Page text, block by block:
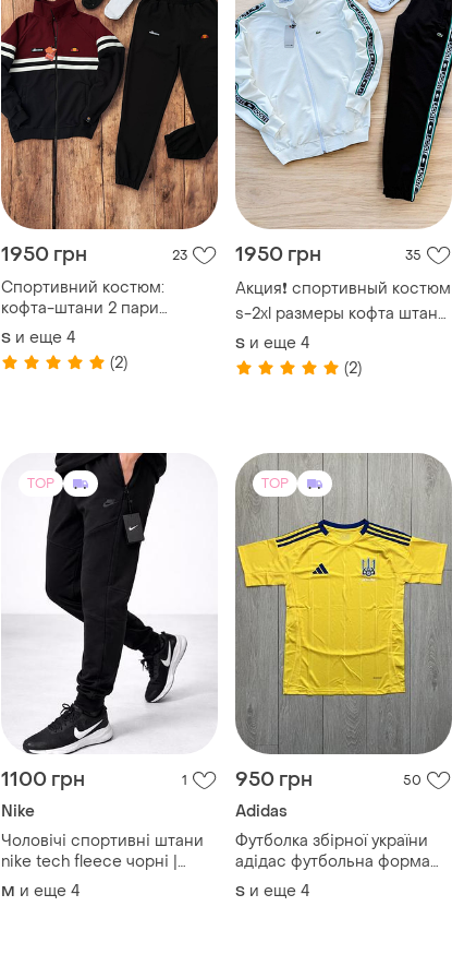
1950 грн 23
Спортивний костюм:
кофта-штани 2 пари
шкарпеток у подарунок
S и еще 4
(2)
1950 грн
Акция❗ спортивный костюм
s-2xl размеры кофта штаны
2 пары носков в подарок
мужской молочно-черный
S и еще 4
TOP
1100 грн 1
Чоловічі спортивні штани
nike tech fleece чорні |
двонитка, туреччина,
джогери, штани на
манжеті,осінь,демісезонні
якісні
и еще 4
TOP
950 грн 50
Adidas
Футболка збірної україни
адідас футбольна форма
adidas жовта україна
ukraine
и еще 4